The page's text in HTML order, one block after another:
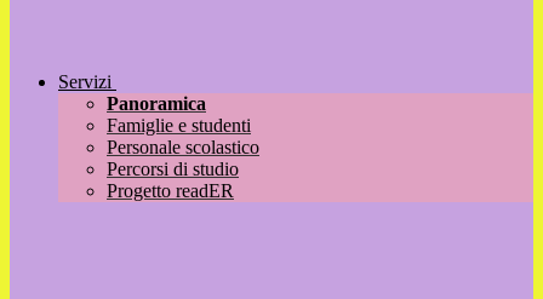
Servizi
Panoramica
Famiglie e studenti
Personale scolastico
Percorsi di studio
Progetto readER